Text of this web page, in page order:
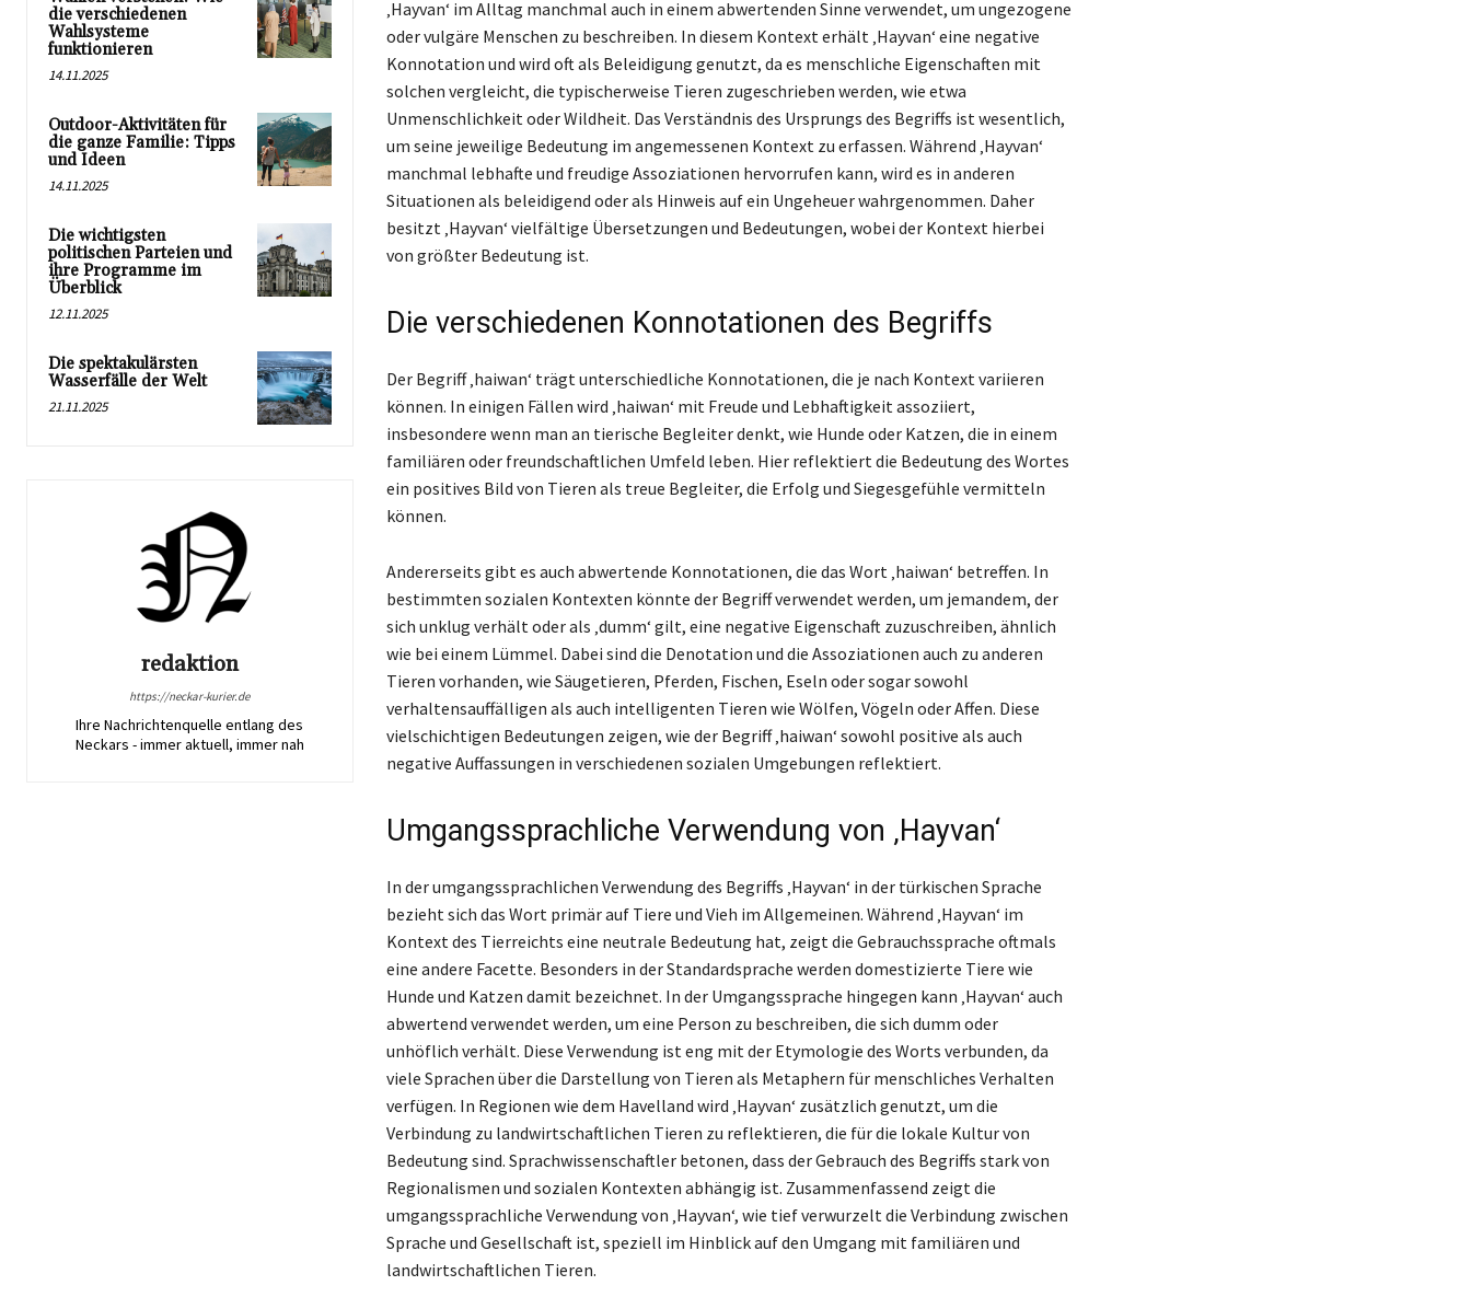
die verschiedenen
Wahlsysteme
funktionieren
14.11.2025
Outdoor-Aktivitäten für
die ganze Familie: Tipps
und Ideen
14.11.2025
Die wichtigsten
politischen Parteien und
ihre Programme im
Überblick
12.11.2025
Die spektakulärsten
Wasserfälle der Welt
21.11.2025
redaktion
https://neckar-kurier.de
Ihre Nachrichtenquelle entlang des
Neckars - immer aktuell, immer nah
‚Hayvan‘ im Alltag manchmal auch in einem abwertenden Sinne verwendet, um ungezogene
oder vulgäre Menschen zu beschreiben. In diesem Kontext erhält ‚Hayvan‘ eine negative
Konnotation und wird oft als Beleidigung genutzt, da es menschliche Eigenschaften mit
solchen vergleicht, die typischerweise Tieren zugeschrieben werden, wie etwa
Unmenschlichkeit oder Wildheit. Das Verständnis des Ursprungs des Begriffs ist wesentlich,
um seine jeweilige Bedeutung im angemessenen Kontext zu erfassen. Während ‚Hayvan‘
manchmal lebhafte und freudige Assoziationen hervorrufen kann, wird es in anderen
Situationen als beleidigend oder als Hinweis auf ein Ungeheuer wahrgenommen. Daher
besitzt ‚Hayvan‘ vielfältige Übersetzungen und Bedeutungen, wobei der Kontext hierbei
von größter Bedeutung ist.
Die verschiedenen Konnotationen des Begriffs
Der Begriff ‚haiwan‘ trägt unterschiedliche Konnotationen, die je nach Kontext variieren
können. In einigen Fällen wird ‚haiwan‘ mit Freude und Lebhaftigkeit assoziiert,
insbesondere wenn man an tierische Begleiter denkt, wie Hunde oder Katzen, die in einem
familiären oder freundschaftlichen Umfeld leben. Hier reflektiert die Bedeutung des Wortes
ein positives Bild von Tieren als treue Begleiter, die Erfolg und Siegesgefühle vermitteln
können.
Andererseits gibt es auch abwertende Konnotationen, die das Wort ‚haiwan‘ betreffen. In
bestimmten sozialen Kontexten könnte der Begriff verwendet werden, um jemandem, der
sich unklug verhält oder als ‚dumm‘ gilt, eine negative Eigenschaft zuzuschreiben, ähnlich
wie bei einem Lümmel. Dabei sind die Denotation und die Assoziationen auch zu anderen
Tieren vorhanden, wie Säugetieren, Pferden, Fischen, Eseln oder sogar sowohl
verhaltensauffälligen als auch intelligenten Tieren wie Wölfen, Vögeln oder Affen. Diese
vielschichtigen Bedeutungen zeigen, wie der Begriff ‚haiwan‘ sowohl positive als auch
negative Auffassungen in verschiedenen sozialen Umgebungen reflektiert.
Umgangssprachliche Verwendung von ‚Hayvan‘
In der umgangssprachlichen Verwendung des Begriffs ‚Hayvan‘ in der türkischen Sprache
bezieht sich das Wort primär auf Tiere und Vieh im Allgemeinen. Während ‚Hayvan‘ im
Kontext des Tierreichts eine neutrale Bedeutung hat, zeigt die Gebrauchssprache oftmals
eine andere Facette. Besonders in der Standardsprache werden domestizierte Tiere wie
Hunde und Katzen damit bezeichnet. In der Umgangssprache hingegen kann ‚Hayvan‘ auch
abwertend verwendet werden, um eine Person zu beschreiben, die sich dumm oder
unhöflich verhält. Diese Verwendung ist eng mit der Etymologie des Worts verbunden, da
viele Sprachen über die Darstellung von Tieren als Metaphern für menschliches Verhalten
verfügen. In Regionen wie dem Havelland wird ‚Hayvan‘ zusätzlich genutzt, um die
Verbindung zu landwirtschaftlichen Tieren zu reflektieren, die für die lokale Kultur von
Bedeutung sind. Sprachwissenschaftler betonen, dass der Gebrauch des Begriffs stark von
Regionalismen und sozialen Kontexten abhängig ist. Zusammenfassend zeigt die
umgangssprachliche Verwendung von ‚Hayvan‘, wie tief verwurzelt die Verbindung zwischen
Sprache und Gesellschaft ist, speziell im Hinblick auf den Umgang mit familiären und
landwirtschaftlichen Tieren.